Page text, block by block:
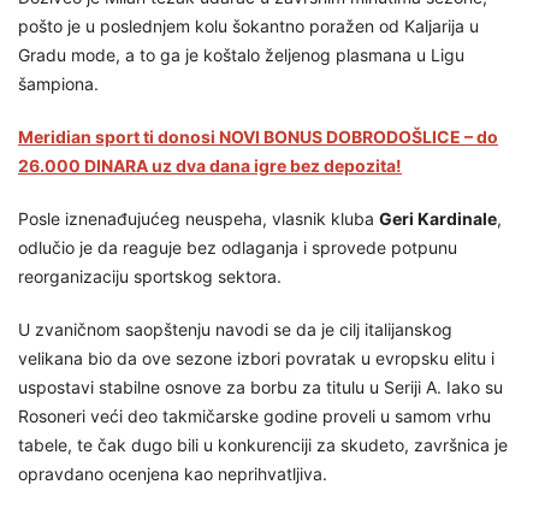
pošto je u poslednjem kolu šokantno poražen od Kaljarija u
Gradu mode, a to ga je koštalo željenog plasmana u Ligu
šampiona.
Meridian sport ti donosi NOVI BONUS DOBRODOŠLICE – do
26.000 DINARA uz dva dana igre bez depozita!
Posle iznenađujućeg neuspeha, vlasnik kluba Geri Kardinale,
odlučio je da reaguje bez odlaganja i sprovede potpunu
reorganizaciju sportskog sektora.
U zvaničnom saopštenju navodi se da je cilj italijanskog
velikana bio da ove sezone izbori povratak u evropsku elitu i
uspostavi stabilne osnove za borbu za titulu u Seriji A. Iako su
Rosoneri veći deo takmičarske godine proveli u samom vrhu
tabele, te čak dugo bili u konkurenciji za skudeto, završnica je
opravdano ocenjena kao neprihvatljiva.